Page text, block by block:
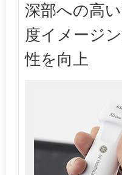
深部への高
度イメージ
性を向上